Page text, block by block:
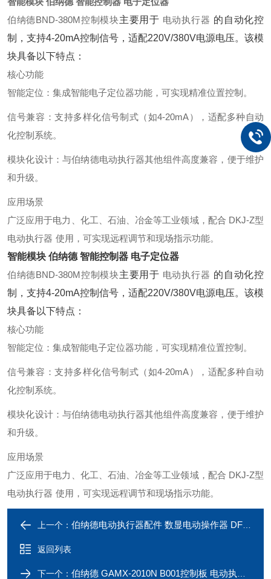
伯纳德BND-380M控制模块主要用于 电动执行器 的自动化控
制，支持4-20mA控制信号，适配220V/380V电源电压。该模
块具备以下特点：
核心功能
智能定位 ‌：集成智能电子定位器功能，可实现精准位置控制。
信号兼容 ‌：支持多样化信号制式（如4-20mA），适配多种自动
化控制系统。
模块化设计‌：与伯纳德电动执行器其他组件高度兼容，便于维护
和升级。
应用场景
广泛应用于电力、化工、石油、冶金等工业领域，配合 DKJ-Z型
电动执行器 使用，可实现远程调节和现场指示功能。
智能模块 伯纳德 智能控制器 电子定位器
伯纳德BND-380M控制模块主要用于 电动执行器 的自动化控
制，支持4-20mA控制信号，适配220V/380V电源电压。该模
块具备以下特点：
核心功能
智能定位 ‌：集成智能电子定位器功能，可实现精准位置控制。
信号兼容 ‌：支持多样化信号制式（如4-20mA），适配多种自动
化控制系统。
模块化设计‌：与伯纳德电动执行器其他组件高度兼容，便于维护
和升级。
应用场景
广泛应用于电力、化工、石油、冶金等工业领域，配合 DKJ-Z型
电动执行器 使用，可实现远程调节和现场指示功能。
上一个： 伯纳德电动执行器配件 数显电动操作器 DFD-1800
返回列表
下一个： 伯纳德 GAMX-2010N B001控制板 电动执行器配件